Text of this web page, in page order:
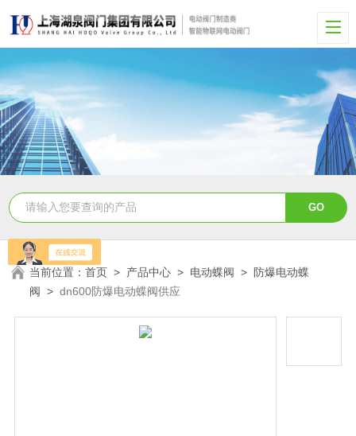
当前位置：首页 > 产品中心 > 电动蝶阀 > 防爆电动蝶
阀 >dn600防爆电动蝶阀供应